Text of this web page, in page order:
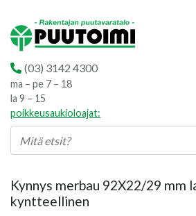
(03) 3142 4300
ma – pe 7 – 18
la 9 – 15
poikkeusaukioloajat:
Kynnys merbau 92X22/29 mm
kyntteellinen